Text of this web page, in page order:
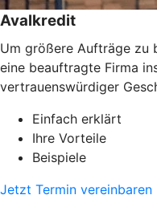
Avalkredit
Um größere Aufträge zu
eine beauftragte Firma
vertrauenswürdiger
Einfach erklärt
Ihre Vorteile
Beispiele
Jetzt Termin vereinbaren